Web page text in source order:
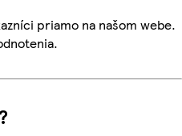
priamo na našom webe.